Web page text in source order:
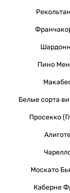
Пино
Белые сорта
Просекко
Москато
Каберне